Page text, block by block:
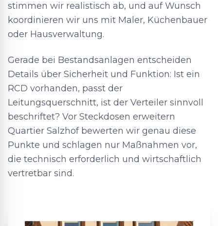
stimmen wir realistisch ab, und auf Wunsch
koordinieren wir uns mit Maler, Küchenbauer
oder Hausverwaltung.
Gerade bei Bestandsanlagen entscheiden
Details über Sicherheit und Funktion: Ist ein
RCD vorhanden, passt der
Leitungsquerschnitt, ist der Verteiler sinnvoll
beschriftet? Vor Steckdosen erweitern
Quartier Salzhof bewerten wir genau diese
Punkte und schlagen nur Maßnahmen vor,
die technisch erforderlich und wirtschaftlich
vertretbar sind.